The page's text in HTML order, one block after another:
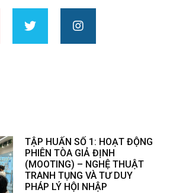
TẬP HUẤN SỐ 1: HOẠT ĐỘNG
PHIÊN TÒA GIẢ ĐỊNH
(MOOTING) – NGHỆ THUẬT
TRANH TỤNG VÀ TƯ DUY
PHÁP LÝ HỘI NHẬP